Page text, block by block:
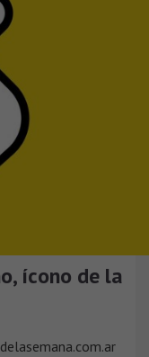
ícono de la